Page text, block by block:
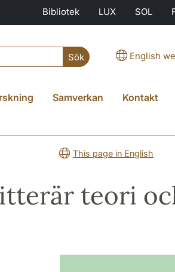
Bibliotek LUX SOL
Sök English
Samverkan Kontakt
This page in English
teori